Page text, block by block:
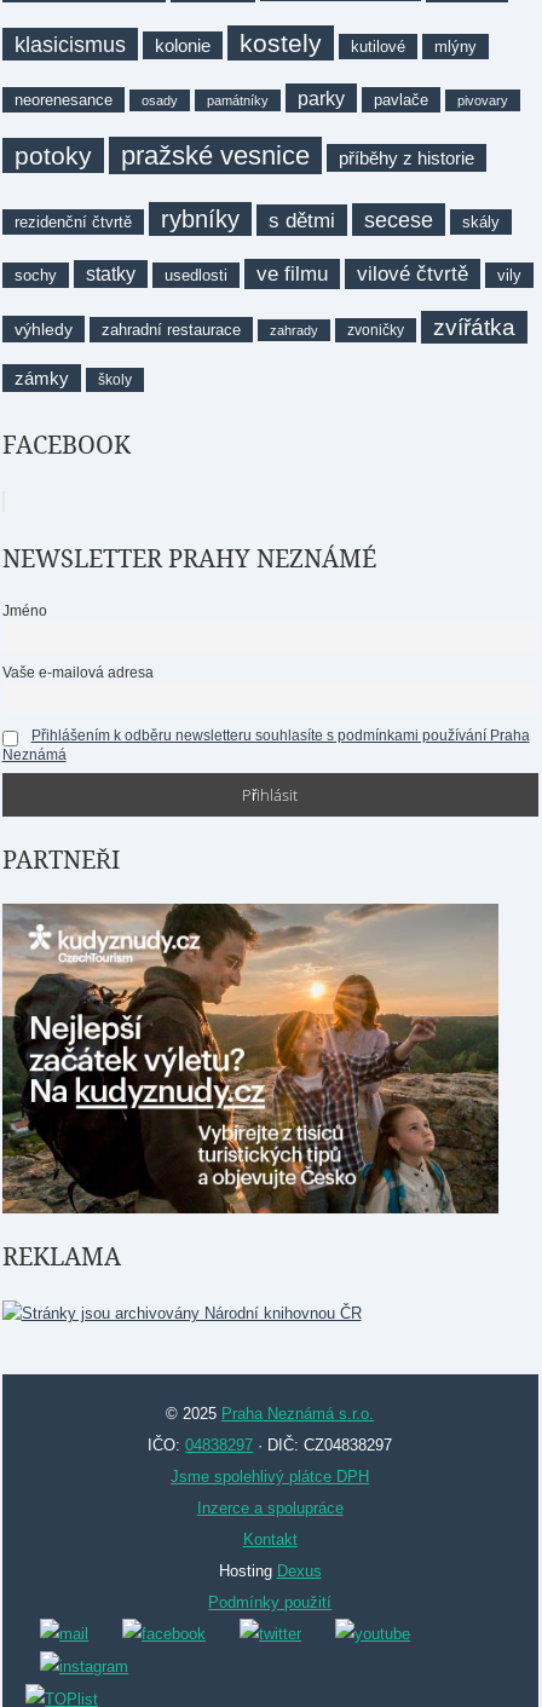
klasicismus kolonie kostely kutilové mlýny
neorenesance osady památníky parky pavlače pivovary
potoky pražské vesnice příběhy z historie
rezidenční čtvrtě rybníky s dětmi secese skály
sochy statky usedlosti ve filmu vilové čtvrtě vily
výhledy zahradní restaurace zahrady zvoničky zvířátka
zámky školy
FACEBOOK
NEWSLETTER PRAHY NEZNÁMÉ
Jméno
Vaše e-mailová adresa
Přihlášením k odběru newsletteru souhlasíte s podmínkami používání Praha
Neznámá
PARTNEŘI
REKLAMA
© 2025 Praha Neznámá s.r.o.
IČO:04838297 · DIČ: CZ04838297
Jsme spolehlivý plátce DPH
Inzerce a spolupráce
Kontakt
Hosting Dexus
Podmínky použití